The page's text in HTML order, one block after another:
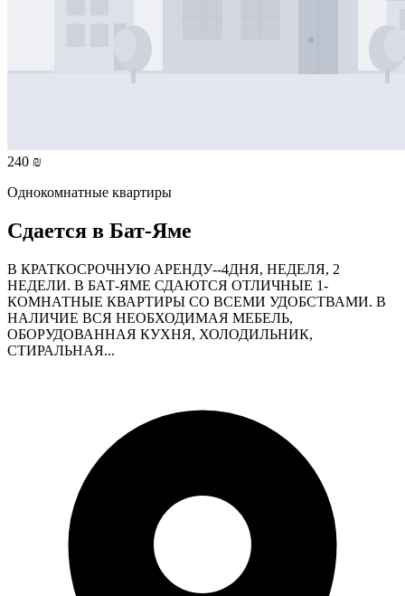
240 ₪
Однокомнатные квартиры
Сдается в Бат-Яме
В КРАТКОСРОЧНУЮ АРЕНДУ--4ДНЯ, НЕДЕЛЯ, 2
НЕДЕЛИ. В БАТ-ЯМЕ СДАЮТСЯ ОТЛИЧНЫЕ 1-
КОМНАТНЫЕ КВАРТИРЫ СО ВСЕМИ УДОБСТВАМИ. В
НАЛИЧИЕ ВСЯ НЕОБХОДИМАЯ МЕБЕЛЬ,
ОБОРУДОВАННАЯ КУХНЯ, ХОЛОДИЛЬНИК,
СТИРАЛЬНАЯ...